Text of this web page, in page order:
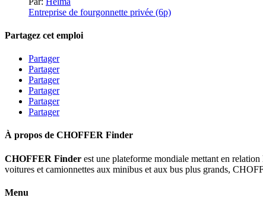
Entreprise de fourgonnette privée (6p)
Partagez cet emploi
Partager
Partager
Partager
Partager
Partager
Partager
À propos de CHOFFER Finder
CHOFFER Finder est une plateforme mondiale mettant en
voitures et camionnettes aux minibus et aux bus plus grands,
Menu